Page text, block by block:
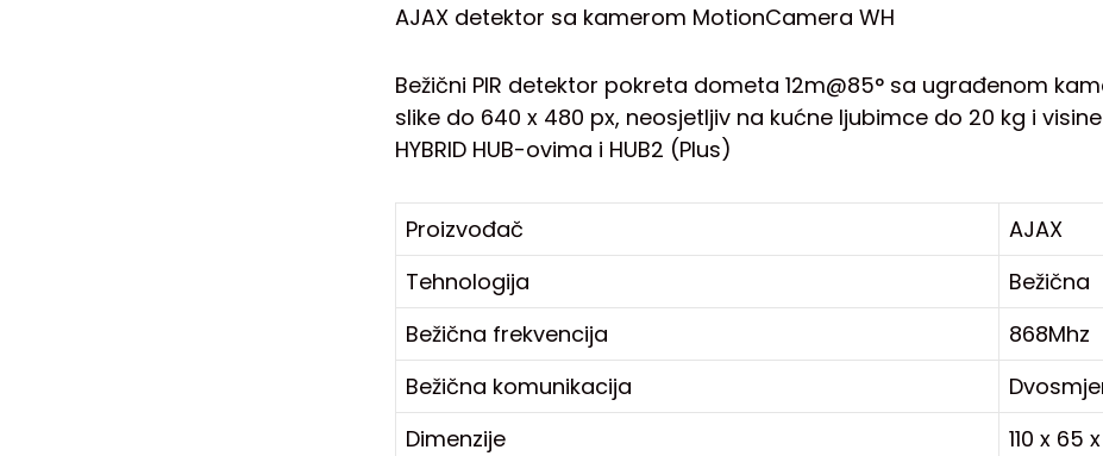
AJAX detektor sa kamerom MotionCamera WH
Bežični PIR detektor pokreta dometa 12m@85° sa ugrađenom
slike do 640 x 480 px, neosjetljiv na kućne ljubimce do 20 kg i visine
HYBRID HUB-ovima i HUB2 (Plus)
Proizvođač
AJAX
Tehnologija
Bežična
Bežična frekvencija
868Mhz
Bežična komunikacija
Dimenzije
110 x 65